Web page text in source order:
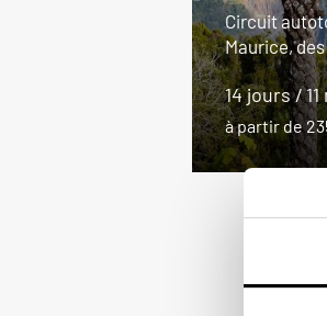
Circuit
Maurice,
14 jours /
à partir de